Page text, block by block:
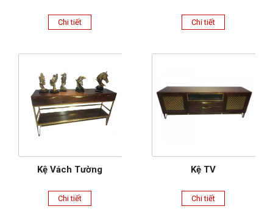
Chi tiết Chi tiết
Kệ Vách Tường
Chi tiết
Kệ TV
Chi tiết